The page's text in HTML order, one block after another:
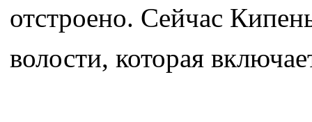
отстроено. Сейчас
волости, которая